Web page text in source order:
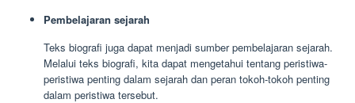
Pembelajaran sejarah
Teks biografi juga dapat menjadi sumber pembelajaran sejarah.
Melalui teks biografi, kita dapat mengetahui tentang peristiwa-
peristiwa penting dalam sejarah dan peran tokoh-tokoh penting
dalam peristiwa tersebut.